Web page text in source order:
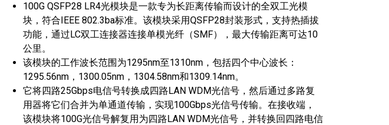
100G QSFP28 LR4光模块是一款专为长距离传输而设计的全双工光模
块，符合IEEE 802.3ba标准。该模块采用QSFP28封装形式，支持热插拔
功能，通过LC双工连接器连接单模光纤（SMF），最大传输距离可达10
公里。
该模块的工作波长范围为1295nm至1310nm，包括四个中心波长：
1295.56nm，1300.05nm，1304.58nm和1309.14nm。
它将四路25Gbps电信号转换成四路LAN WDM光信号，然后通过多路复
用器将它们合并为单通道传输，实现100Gbps光信号传输。在接收端，
该模块将100G光信号解复用为四路LAN WDM光信号，并转换回四路电信